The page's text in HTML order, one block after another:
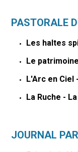
PASTORALE
Les haltes
Le
L'Arc en Ciel
La Ruche -
JOURNAL